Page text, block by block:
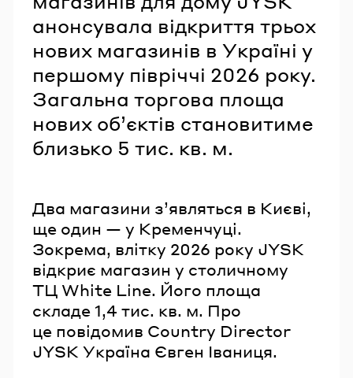
анонсувала відкриття трьох
нових магазинів в Україні у
першому півріччі 2026 року.
Загальна торгова площа
нових об’єктів становитиме
близько 5 тис. кв. м.
Два магазини з’являться в Києві,
ще один — у Кременчуці.
Зокрема, влітку 2026 року JYSK
відкриє магазин у столичному
ТЦ White Line. Його площа
складе 1,4 тис. кв. м. Про
це повідомив Country Director
JYSK Україна Євген Іваниця.